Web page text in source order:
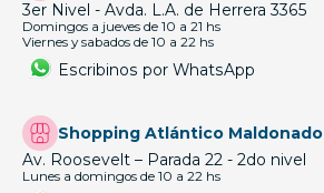
3er Nivel - Avda. L.A. de Herrera 3365
Domingos a jueves de 10 a 21 hs
Viernes y sabados de 10 a 22 hs
Escribinos por WhatsApp
Shopping Atlántico Maldonado
Av. Roosevelt – Parada 22 - 2do nivel
Lunes a domingos de 10 a 22 hs